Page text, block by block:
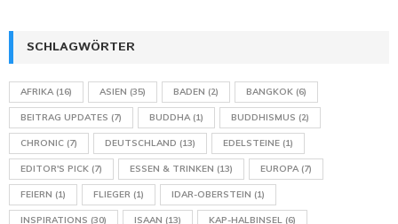
SCHLAGWÖRTER
AFRIKA(16) ASIEN (35) BADEN (2) BANGKOK (6)
BEITRAG UPDATES (7) BUDDHA(1) BUDDHISMUS (2)
CHRONIC (7) DEUTSCHLAND (13) EDELSTEINE (1)
EDITOR'S PICK (7) ESSEN & TRINKEN (13) EUROPA(7)
FEIERN (1) FLIEGER (1) IDAR-OBERSTEIN (1)
INSPIRATIONS (30) ISAAN (13) KAP-HALBINSEL (6)